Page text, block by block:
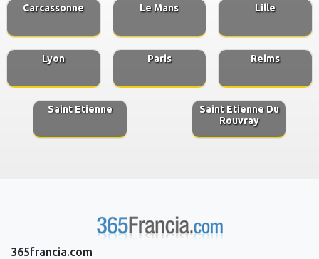
Carcassonne Le Mans Lille
Lyon Paris Reims
Saint Etienne
Saint Etienne Du
Rouvray
365francia.com